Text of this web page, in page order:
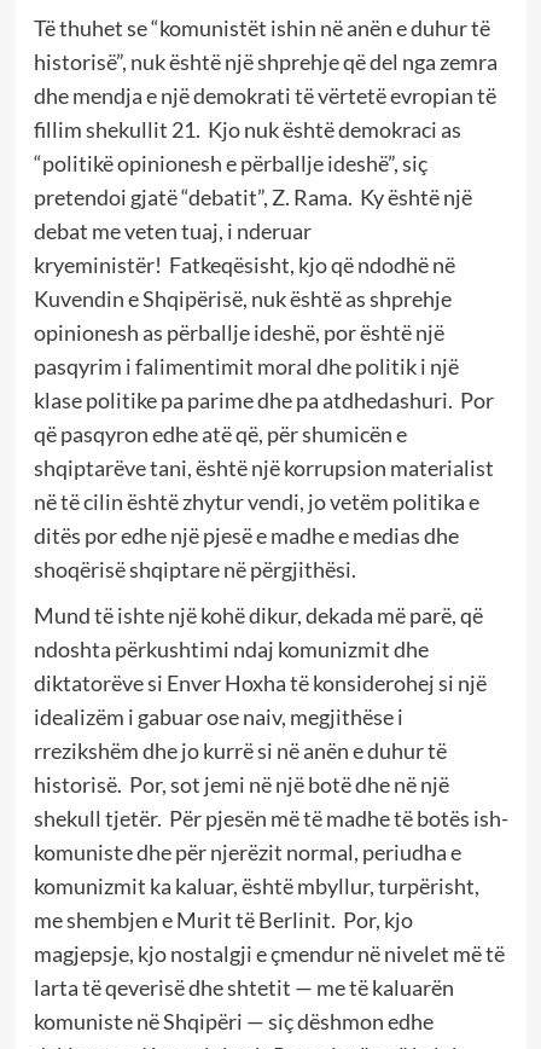
Të thuhet se “komunistët ishin në anën e duhur të
historisë”, nuk është një shprehje që del nga zemra
dhe mendja e një demokrati të vërtetë evropian të
fillim shekullit 21. Kjo nuk është demokraci as
“politikë opinionesh e përballje ideshë”, siç
pretendoi gjatë “debatit”, Z. Rama. Ky është një
debat me veten tuaj, i nderuar
kryeministër! Fatkeqësisht, kjo që ndodhë në
Kuvendin e Shqipërisë, nuk është as shprehje
opinionesh as përballje ideshë, por është një
pasqyrim i falimentimit moral dhe politik i një
klase politike pa parime dhe pa atdhedashuri. Por
që pasqyron edhe atë që, për shumicën e
shqiptarëve tani, është një korrupsion materialist
në të cilin është zhytur vendi, jo vetëm politika e
ditës por edhe një pjesë e madhe e medias dhe
shoqërisë shqiptare në përgjithësi.
Mund të ishte një kohë dikur, dekada më parë, që
ndoshta përkushtimi ndaj komunizmit dhe
diktatorëve si Enver Hoxha të konsiderohej si një
idealizëm i gabuar ose naiv, megjithëse i
rrezikshëm dhe jo kurrë si në anën e duhur të
historisë. Por, sot jemi në një botë dhe në një
shekull tjetër. Për pjesën më të madhe të botës ish-
komuniste dhe për njerëzit normal, periudha e
komunizmit ka kaluar, është mbyllur, turpërisht,
me shembjen e Murit të Berlinit. Por, kjo
magjepsje, kjo nostalgji e çmendur në nivelet më të
larta të qeverisë dhe shtetit — me të kaluarën
komuniste në Shqipëri — siç dëshmon edhe